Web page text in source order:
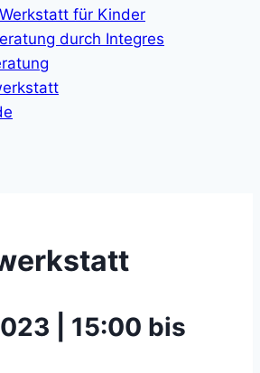
für Kinder
durch Integres
| 15:00 bis